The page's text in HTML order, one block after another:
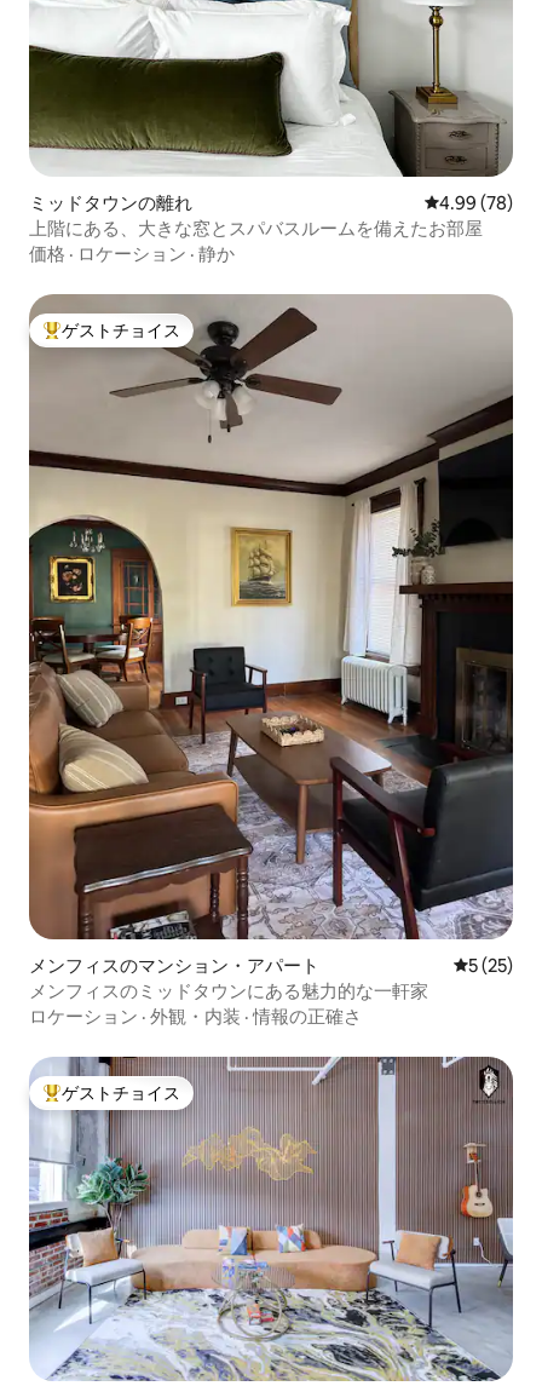
ミッドタウンの離れ レビュー78
4.99 (78)
上階にある、大きな窓とスパバスルームを備えたお部屋
価格 · ロケーション · 静か
大好評のゲストチョイスです。
ゲストチョイス
メンフィスのマンション・アパート レビュー
5 (25)
メンフィスのミッドタウンにある魅力的な一軒家
ロケーション · 外観・内装 ·情報の正確さ
大好評のゲストチョイスです。
ゲストチョイス